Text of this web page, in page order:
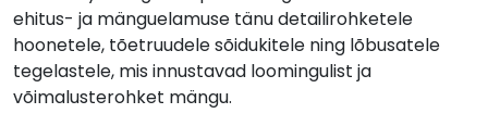
ehitus- ja mänguelamuse tänu detailirohketele
hoonetele, tõetruudele sõidukitele ning lõbusatele
tegelastele, mis innustavad loomingulist ja
võimalusterohket mängu.